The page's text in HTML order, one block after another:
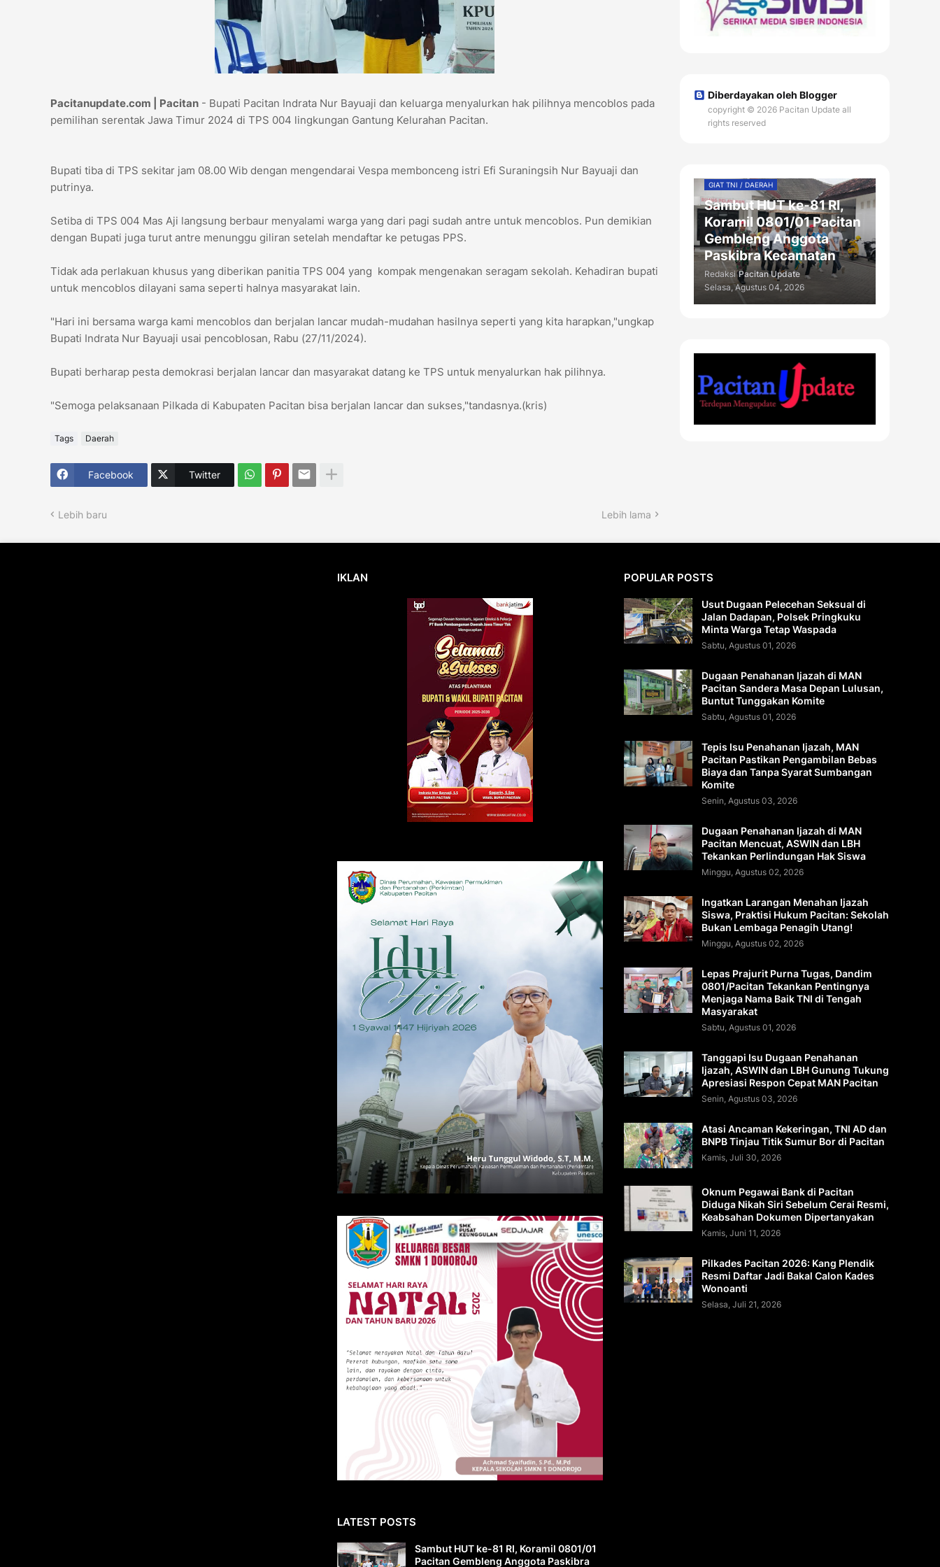
Pacitanupdate.com | Pacitan - Bupati Pacitan Indrata Nur Bayuaji dan keluarga menyalurkan hak pilihnya mencoblos pada
pemilihan serentak Jawa Timur 2024 di TPS 004 lingkungan Gantung Kelurahan Pacitan.
Bupati tiba di TPS sekitar jam 08.00 Wib dengan mengendarai Vespa membonceng istri Efi Suraningsih Nur Bayuaji dan
putrinya.
Setiba di TPS 004 Mas Aji langsung berbaur menyalami warga yang dari pagi sudah antre untuk mencoblos. Pun demikian
dengan Bupati juga turut antre menunggu giliran setelah mendaftar ke petugas PPS.
Tidak ada perlakuan khusus yang diberikan panitia TPS 004 yang kompak mengenakan seragam sekolah. Kehadiran bupati
untuk mencoblos dilayani sama seperti halnya masyarakat lain.
"Hari ini bersama warga kami mencoblos dan berjalan lancar mudah-mudahan hasilnya seperti yang kita harapkan,"ungkap
Bupati Indrata Nur Bayuaji usai pencoblosan, Rabu (27/11/2024).
Bupati berharap pesta demokrasi berjalan lancar dan masyarakat datang ke TPS untuk menyalurkan hak pilihnya.
"Semoga pelaksanaan Pilkada di Kabupaten Pacitan bisa berjalan lancar dan sukses,"tandasnya.(kris)
Tags Daerah
Facebook Twitter
Lebih baru Lebih lama
Diberdayakan oleh Blogger
copyright © 2026 Pacitan Update all
rights reserved
GIAT TNI / DAERAH
Sambut HUT ke-81 RI,
Koramil 0801/01 Pacitan
Gembleng Anggota
Paskibra Kecamatan
Redaksi Pacitan Update
Selasa, Agustus 04, 2026
IKLAN
LATEST POSTS
Sambut HUT ke-81 RI, Koramil 0801/01
Pacitan Gembleng Anggota Paskibra
POPULAR POSTS
Usut Dugaan Pelecehan Seksual di
Jalan Dadapan, Polsek Pringkuku
Minta Warga Tetap Waspada
Sabtu, Agustus 01, 2026
Dugaan Penahanan Ijazah di MAN
Pacitan Sandera Masa Depan Lulusan,
Buntut Tunggakan Komite
Sabtu, Agustus 01, 2026
Tepis Isu Penahanan Ijazah, MAN
Pacitan Pastikan Pengambilan Bebas
Biaya dan Tanpa Syarat Sumbangan
Komite
Senin, Agustus 03, 2026
Dugaan Penahanan Ijazah di MAN
Pacitan Mencuat, ASWIN dan LBH
Tekankan Perlindungan Hak Siswa
Minggu, Agustus 02, 2026
Ingatkan Larangan Menahan Ijazah
Siswa, Praktisi Hukum Pacitan: Sekolah
Bukan Lembaga Penagih Utang!
Minggu, Agustus 02, 2026
Lepas Prajurit Purna Tugas, Dandim
0801/Pacitan Tekankan Pentingnya
Menjaga Nama Baik TNI di Tengah
Masyarakat
Sabtu, Agustus 01, 2026
Tanggapi Isu Dugaan Penahanan
Ijazah, ASWIN dan LBH Gunung Tukung
Apresiasi Respon Cepat MAN Pacitan
Senin, Agustus 03, 2026
Atasi Ancaman Kekeringan, TNI AD dan
BNPB Tinjau Titik Sumur Bor di Pacitan
Kamis, Juli 30, 2026
Oknum Pegawai Bank di Pacitan
Diduga Nikah Siri Sebelum Cerai Resmi,
Keabsahan Dokumen Dipertanyakan
Kamis, Juni 11, 2026
Pilkades Pacitan 2026: Kang Plendik
Resmi Daftar Jadi Bakal Calon Kades
Wonoanti
Selasa, Juli 21, 2026